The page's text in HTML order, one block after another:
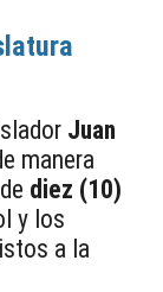
Juan
manera
diez (10)
y los
a la